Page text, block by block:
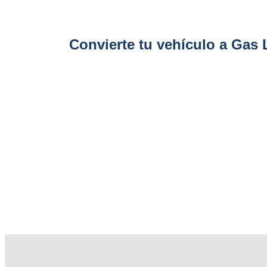
Convierte tu vehículo a Gas